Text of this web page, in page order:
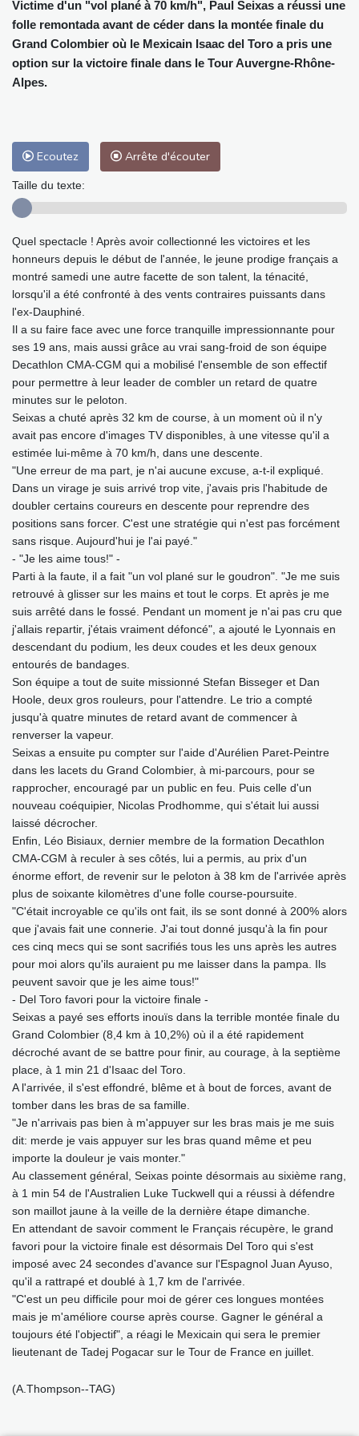
Victime d'un "vol plané à 70 km/h", Paul Seixas a réussi une
folle remontada avant de céder dans la montée finale du
Grand Colombier où le Mexicain Isaac del Toro a pris une
option sur la victoire finale dans le Tour Auvergne-Rhône-
Alpes.
Ecoutez Arrête d'écouter
Taille du texte:
Quel spectacle ! Après avoir collectionné les victoires et les
honneurs depuis le début de l'année, le jeune prodige français a
montré samedi une autre facette de son talent, la ténacité,
lorsqu'il a été confronté à des vents contraires puissants dans
l'ex-Dauphiné.
Il a su faire face avec une force tranquille impressionnante pour
ses 19 ans, mais aussi grâce au vrai sang-froid de son équipe
Decathlon CMA-CGM qui a mobilisé l'ensemble de son effectif
pour permettre à leur leader de combler un retard de quatre
minutes sur le peloton.
Seixas a chuté après 32 km de course, à un moment où il n'y
avait pas encore d'images TV disponibles, à une vitesse qu'il a
estimée lui-même à 70 km/h, dans une descente.
"Une erreur de ma part, je n'ai aucune excuse, a-t-il expliqué.
Dans un virage je suis arrivé trop vite, j'avais pris l'habitude de
doubler certains coureurs en descente pour reprendre des
positions sans forcer. C'est une stratégie qui n'est pas forcément
sans risque. Aujourd'hui je l'ai payé."
- "Je les aime tous!" -
Parti à la faute, il a fait "un vol plané sur le goudron". "Je me suis
retrouvé à glisser sur les mains et tout le corps. Et après je me
suis arrêté dans le fossé. Pendant un moment je n'ai pas cru que
j'allais repartir, j'étais vraiment défoncé", a ajouté le Lyonnais en
descendant du podium, les deux coudes et les deux genoux
entourés de bandages.
Son équipe a tout de suite missionné Stefan Bisseger et Dan
Hoole, deux gros rouleurs, pour l'attendre. Le trio a compté
jusqu'à quatre minutes de retard avant de commencer à
renverser la vapeur.
Seixas a ensuite pu compter sur l'aide d'Aurélien Paret-Peintre
dans les lacets du Grand Colombier, à mi-parcours, pour se
rapprocher, encouragé par un public en feu. Puis celle d'un
nouveau coéquipier, Nicolas Prodhomme, qui s'était lui aussi
laissé décrocher.
Enfin, Léo Bisiaux, dernier membre de la formation Decathlon
CMA-CGM à reculer à ses côtés, lui a permis, au prix d'un
énorme effort, de revenir sur le peloton à 38 km de l'arrivée après
plus de soixante kilomètres d'une folle course-poursuite.
"C'était incroyable ce qu'ils ont fait, ils se sont donné à 200% alors
que j'avais fait une connerie. J'ai tout donné jusqu'à la fin pour
ces cinq mecs qui se sont sacrifiés tous les uns après les autres
pour moi alors qu'ils auraient pu me laisser dans la pampa. Ils
peuvent savoir que je les aime tous!"
- Del Toro favori pour la victoire finale -
Seixas a payé ses efforts inouïs dans la terrible montée finale du
Grand Colombier (8,4 km à 10,2%) où il a été rapidement
décroché avant de se battre pour finir, au courage, à la septième
place, à 1 min 21 d'Isaac del Toro.
A l'arrivée, il s'est effondré, blême et à bout de forces, avant de
tomber dans les bras de sa famille.
"Je n'arrivais pas bien à m'appuyer sur les bras mais je me suis
dit: merde je vais appuyer sur les bras quand même et peu
importe la douleur je vais monter."
Au classement général, Seixas pointe désormais au sixième rang,
à 1 min 54 de l'Australien Luke Tuckwell qui a réussi à défendre
son maillot jaune à la veille de la dernière étape dimanche.
En attendant de savoir comment le Français récupère, le grand
favori pour la victoire finale est désormais Del Toro qui s'est
imposé avec 24 secondes d'avance sur l'Espagnol Juan Ayuso,
qu'il a rattrapé et doublé à 1,7 km de l'arrivée.
"C'est un peu difficile pour moi de gérer ces longues montées
mais je m'améliore course après course. Gagner le général a
toujours été l'objectif", a réagi le Mexicain qui sera le premier
lieutenant de Tadej Pogacar sur le Tour de France en juillet.
(A.Thompson--TAG)